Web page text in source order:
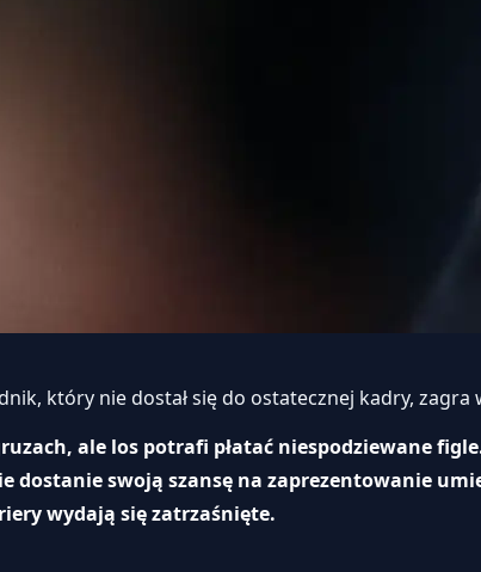
który nie dostał się do ostatecznej kadry, zagra
ale los potrafi płatać niespodziewane
swoją szansę na zaprezentowanie
wydają się zatrzaśnięte.